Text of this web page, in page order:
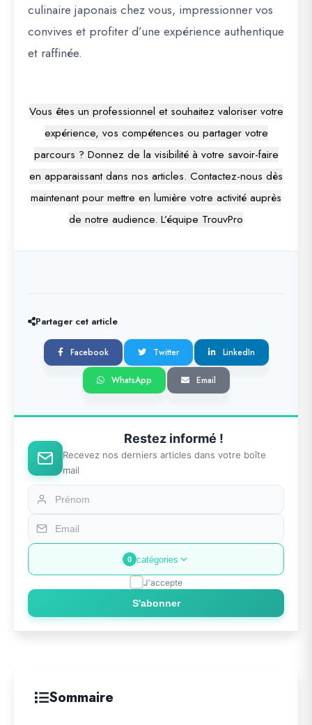
culinaire japonais chez vous, impressionner vos
convives et profiter d’une expérience authentique
et raffinée.
Vous êtes un professionnel et souhaitez valoriser votre
expérience, vos compétences ou partager votre
parcours ? Donnez de la visibilité à votre savoir-faire
en apparaissant dans nos articles. Contactez-nous dès
maintenant pour mettre en lumière votre activité auprès
de notre audience. L’équipe TrouvPro
Partager cet article
Facebook Twitter LinkedIn
WhatsApp Email
Restez informé !
Recevez nos derniers articles dans votre boîte
mail
0 catégories
J'accepte
S'abonner
Sommaire